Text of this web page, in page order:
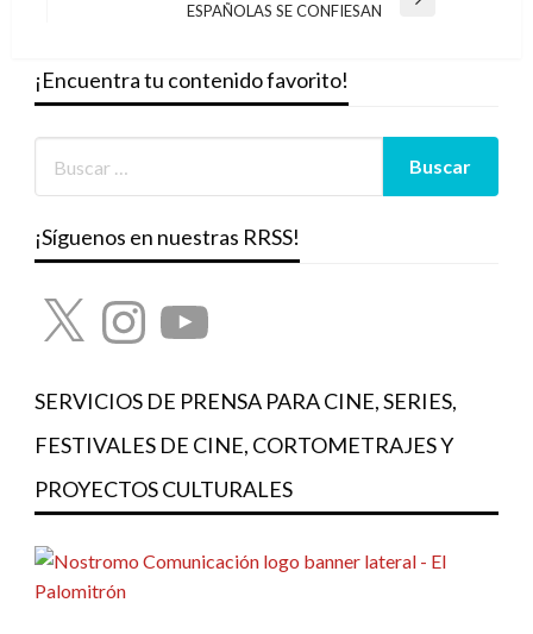
ESPAÑOLAS SE CONFIESAN
¡Encuentra tu contenido favorito!
¡Síguenos en nuestras RRSS!
X InstagramYouTube
SERVICIOS DE PRENSA PARA CINE, SERIES,
FESTIVALES DE CINE, CORTOMETRAJES Y
PROYECTOS CULTURALES